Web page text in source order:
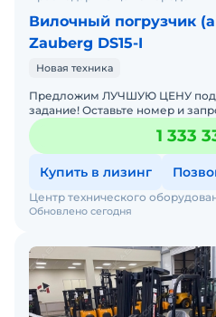
Вилочный погрузчик
Zauberg DS15-I
Новая техника
Предложим ЛУЧШУЮ ЦЕНУ под
задание! Оставьте номер и запрос - мы подберем модель
со СКИДКОЙ. В наличии на складах новые вилочные
погрузчики
1 333
Купить в лизинг
Обновлено сегодня
Центр технического